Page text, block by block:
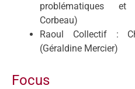
problématiques et
Corbeau)
Raoul Collectif :
(Géraldine Mercier)
Focus